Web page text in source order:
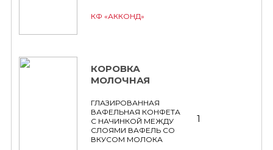
КФ «АККОНД»
КОРОВКА
МОЛОЧНАЯ
ГЛАЗИРОВАННАЯ
ВАФЕЛЬНАЯ КОНФЕТА
С НАЧИНКОЙ МЕЖДУ
СЛОЯМИ ВАФЕЛЬ СО
ВКУСОМ МОЛОКА
1